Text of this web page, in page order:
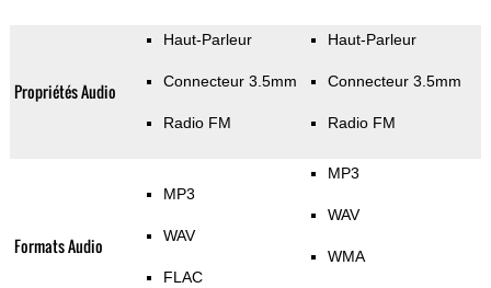
Propriétés Audio
Haut-Parleur
Connecteur 3.5mm
Radio FM
Haut-Parleur
Connecteur 3.5mm
Radio FM
Formats Audio
MP3
WAV
FLAC
MP3
WAV
WMA